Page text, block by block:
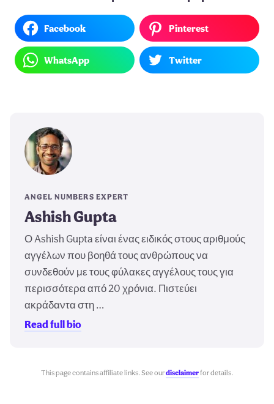
Facebook Pinterest
WhatsApp Twitter
ANGEL NUMBERS EXPERT
Ashish Gupta
Ο Ashish Gupta είναι ένας ειδικός στους αριθμούς
αγγέλων που βοηθά τους ανθρώπους να
συνδεθούν με τους φύλακες αγγέλους τους για
περισσότερα από 20 χρόνια. Πιστεύει
ακράδαντα στη …
Read full bio
This page contains affiliate links. See ourdisclaimerfor details.